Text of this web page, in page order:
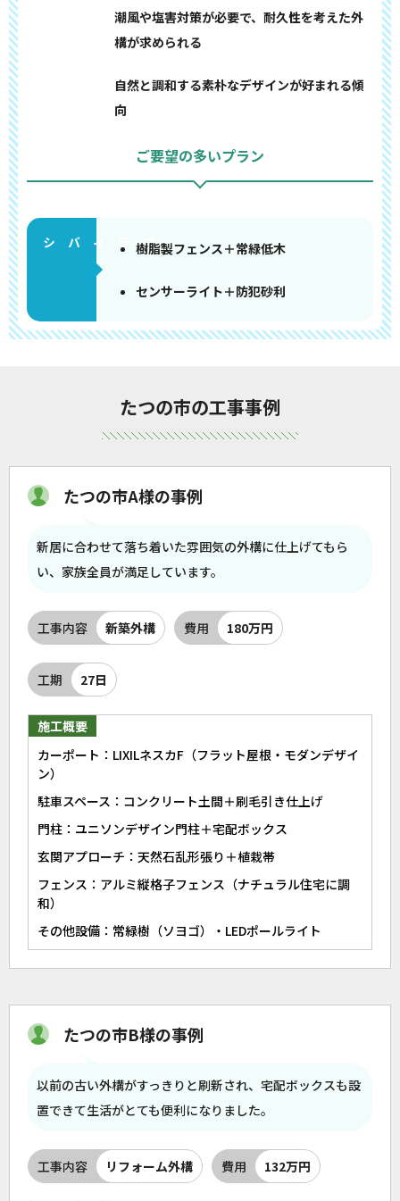
潮風や塩害対策が必要で、耐久性を考えた外
構が求められる
自然と調和する素朴なデザインが好まれる傾
向
ご要望の多いプラン
樹脂製フェンス＋常緑低木
センサーライト＋防犯砂利
たつの市の工事事例
たつの市A様の事例
新居に合わせて落ち着いた雰囲気の外構に仕上げてもら
い、家族全員が満足しています。
工事内容 新築外構 費用 180万円
工期 27日
施工概要
カーポート：LIXILネスカF（フラット屋根・モダンデザイ
ン）
駐車スペース：コンクリート土間＋刷毛引き仕上げ
門柱：ユニソンデザイン門柱＋宅配ボックス
玄関アプローチ：天然石乱形張り＋植栽帯
フェンス：アルミ縦格子フェンス（ナチュラル住宅に調
和）
その他設備：常緑樹（ソヨゴ）・LEDポールライト
たつの市B様の事例
以前の古い外構がすっきりと刷新され、宅配ボックスも設
置できて生活がとても便利になりました。
工事内容 リフォーム外構 費用 132万円